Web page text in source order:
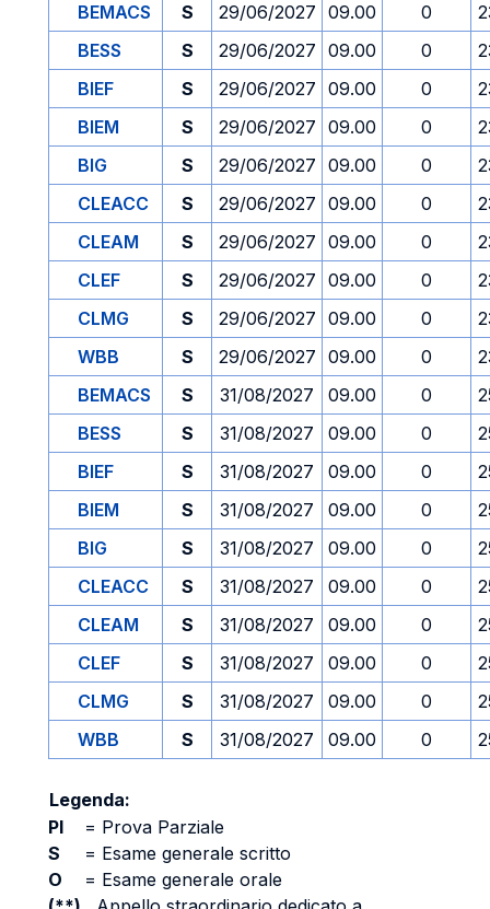
BEMACS
S 29/06/2027 09.00 0
BESS
S 29/06/2027 09.00 0
BIEF
S 29/06/2027 09.00 0
BIEM
S 29/06/2027 09.00 0
BIG
S 29/06/2027 09.00 0
CLEACC
S 29/06/2027 09.00 0
CLEAM
S 29/06/2027 09.00 0
CLEF
S 29/06/2027 09.00 0
CLMG
S 29/06/2027 09.00 0
WBB
S 29/06/2027 09.00 0
BEMACS
S 31/08/2027 09.00 0
BESS
S 31/08/2027 09.00 0
BIEF
S 31/08/2027 09.00 0
BIEM
S 31/08/2027 09.00 0
BIG
S 31/08/2027 09.00 0
CLEACC
S 31/08/2027 09.00 0
CLEAM
S 31/08/2027 09.00 0
CLEF
S 31/08/2027 09.00 0
CLMG
S 31/08/2027 09.00 0
WBB
S 31/08/2027 09.00 0
Legenda:
PI
= Prova Parziale
S
= Esame generale scritto
O
= Esame generale orale